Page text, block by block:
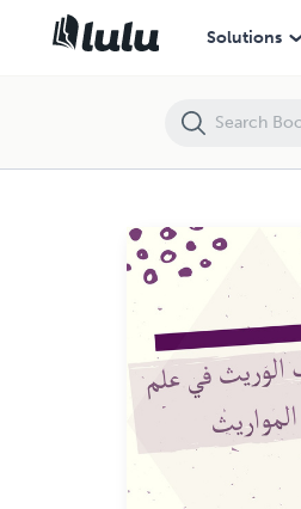
Solutions
نصيب الوريث في علم المواريث